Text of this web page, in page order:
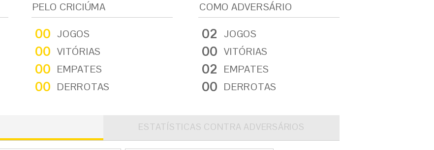
PELO CRICIÚMA
00 JOGOS
00 VITÓRIAS
00 EMPATES
00 DERROTAS
COMO ADVERSÁRIO
02 JOGOS
00 VITÓRIAS
02 EMPATES
00 DERROTAS
ESTATÍSTICAS CONTRA ADVERSÁRIOS